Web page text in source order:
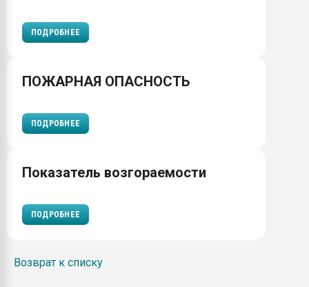
ПОДРОБНЕЕ
ПОЖАРНАЯ ОПАСНОСТЬ
ПОДРОБНЕЕ
Показатель возгораемости
ПОДРОБНЕЕ
Возврат к списку